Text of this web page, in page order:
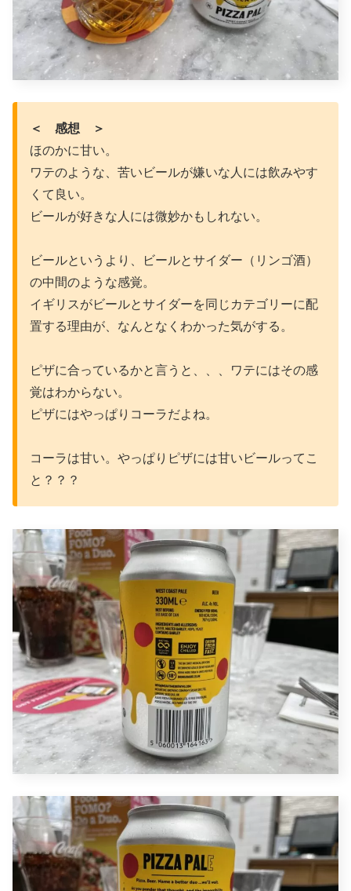
＜ 感想 ＞
ほのかに甘い。
ワテのような、苦いビールが嫌いな人には飲みやす
くて良い。
ビールが好きな人には微妙かもしれない。
ビールというより、ビールとサイダー（リンゴ酒）
の中間のような感覚。
イギリスがビールとサイダーを同じカテゴリーに配
置する理由が、なんとなくわかった気がする。
ピザに合っているかと言うと、、、ワテにはその感
覚はわからない。
ピザにはやっぱりコーラだよね。
コーラは甘い。やっぱりピザには甘いビールってこ
と？？？